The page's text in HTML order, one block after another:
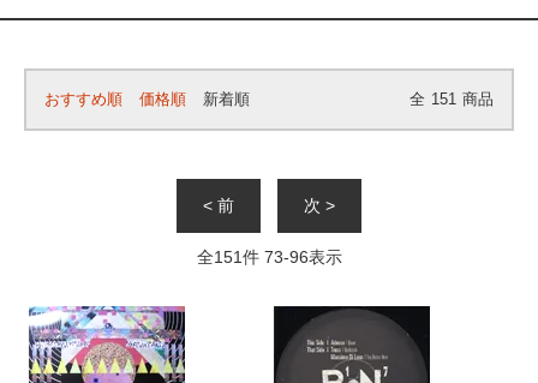
おすすめ順 価格順 新着順 全 151 商品
< 前 次 >
全151件 73-96表示